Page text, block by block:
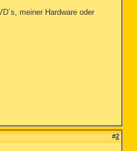
meiner Hardware oder
#2